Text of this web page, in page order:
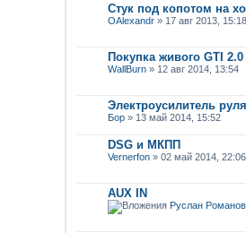
Стук под копотом на
OAlexandr » 17 авг 2013, 15:18
Покупка живого GTI
WallBurn » 12 авг 2014, 13:54
Электроусилитель руля
Бор » 13 май 2014, 15:52
DSG и МКПП
Vernerfon » 02 май 2014, 22:06
AUX IN
Руслан